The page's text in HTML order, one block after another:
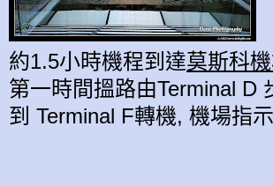
約1.5小時機程到達莫斯科
第一時間搵路由Terminal D
到 Terminal F轉機, 機場指